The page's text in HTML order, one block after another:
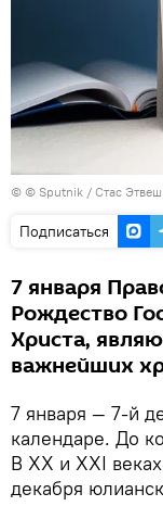
© © Sputnik / Стас
Подписаться
7 января
Рождество
Христа,
важнейших
7 января — 7-й
календаре. До
В XX и XXI
декабря